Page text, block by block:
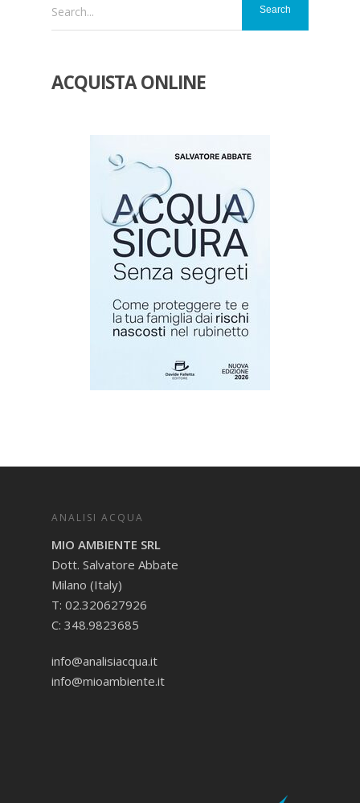
Search...
ACQUISTA ONLINE
ANALISI ACQUA
MIO AMBIENTE SRL
Dott. Salvatore Abbate
Milano (Italy)
T: 02.320627926
C: 348.9823685
info@analisiacqua.it
info@mioambiente.it